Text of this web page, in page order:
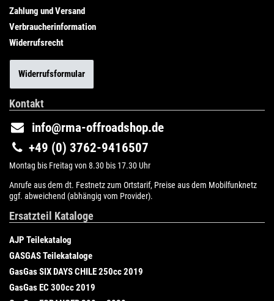
Zahlung und Versand
Verbraucherinformation
Widerrufsrecht
Widerrufsformular
Kontakt
info@rma-offroadshop.de
+49 (0) 3762-9416507
Montag bis Freitag von 8.30 bis 17.30 Uhr
Anrufe aus dem dt. Festnetz zum Ortstarif, Preise aus dem Mobilfunknetz
ggf. abweichend (abhängig vom Provider).
Ersatzteil Kataloge
AJP Teilekatalog
GASGAS Teilekataloge
GasGas SIX DAYS CHILE 250cc 2019
GasGas EC 300cc 2019